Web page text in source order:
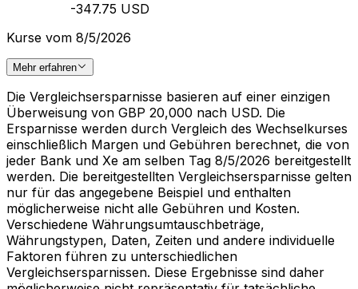
-347.75 USD
Kurse vom 8/5/2026
Mehr erfahren
Die Vergleichsersparnisse basieren auf einer einzigen
Überweisung von GBP 20,000 nach USD. Die
Ersparnisse werden durch Vergleich des Wechselkurses
einschließlich Margen und Gebühren berechnet, die von
jeder Bank und Xe am selben Tag 8/5/2026 bereitgestellt
werden. Die bereitgestellten Vergleichsersparnisse gelten
nur für das angegebene Beispiel und enthalten
möglicherweise nicht alle Gebühren und Kosten.
Verschiedene Währungsumtauschbeträge,
Währungstypen, Daten, Zeiten und andere individuelle
Faktoren führen zu unterschiedlichen
Vergleichsersparnissen. Diese Ergebnisse sind daher